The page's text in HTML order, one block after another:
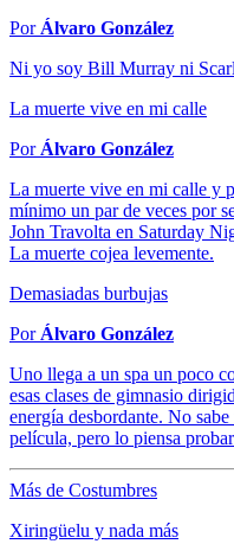
Por Álvaro González
Ni yo soy Bill Murray ni
La muerte vive en mi calle
Por Álvaro González
La muerte vive en mi calle y
mínimo un par de veces por
John Travolta en Saturday
La muerte cojea levemente.
Demasiadas burbujas
Por Álvaro González
Uno llega a un spa un poco
esas clases de gimnasio
energía desbordante. No
película, pero lo piensa
Más de Costumbres
Xiringüelu y nada más